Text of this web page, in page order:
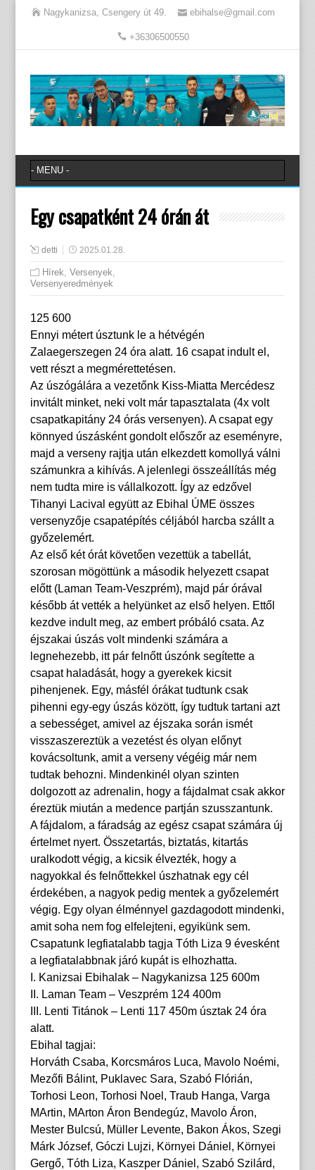
Nagykanizsa, Csengery út 49. ebihalse@gmail.com
+36306500550
Egy csapatként 24 órán át
detti 2025.01.28.
Hírek Versenyek
Versenyeredmények
125 600
Ennyi métert úsztunk le a hétvégén
Zalaegerszegen 24 óra alatt. 16 csapat indult el,
vett részt a megmérettetésen.
Az úszógálára a vezetőnk Kiss-Miatta Mercédesz
invitált minket, neki volt már tapasztalata (4x volt
csapatkapitány 24 órás versenyen). A csapat egy
könnyed úszásként gondolt előszőr az eseményre,
majd a verseny rajtja után elkezdett komollyá válni
számunkra a kihívás. A jelenlegi összeállítás még
nem tudta mire is vállalkozott. Így az edzővel
Tihanyi Lacival együtt az Ebihal ÚME összes
versenyzője csapatépítés céljából harcba szállt a
győzelemért.
Az első két órát követően vezettük a tabellát,
szorosan mögöttünk a második helyezett csapat
előtt (Laman Team-Veszprém), majd pár órával
később át vették a helyünket az első helyen. Ettől
kezdve indult meg, az embert próbáló csata. Az
éjszakai úszás volt mindenki számára a
legnehezebb, itt pár felnőtt úszónk segítette a
csapat haladását, hogy a gyerekek kicsit
pihenjenek. Egy, másfél órákat tudtunk csak
pihenni egy-egy úszás között, így tudtuk tartani azt
a sebességet, amivel az éjszaka során ismét
visszaszereztük a vezetést és olyan előnyt
kovácsoltunk, amit a verseny végéig már nem
tudtak behozni. Mindenkinél olyan szinten
dolgozott az adrenalin, hogy a fájdalmat csak akkor
éreztük miután a medence partján szusszantunk.
A fájdalom, a fáradság az egész csapat számára új
értelmet nyert. Összetartás, biztatás, kitartás
uralkodott végig, a kicsik élvezték, hogy a
nagyokkal és felnőttekkel úszhatnak egy cél
érdekében, a nagyok pedig mentek a győzelemért
végig. Egy olyan élménnyel gazdagodott mindenki,
amit soha nem fog elfelejteni, egyikünk sem.
Csapatunk legfiatalabb tagja Tóth Liza 9 évesként
a legfiatalabbnak járó kupát is elhozhatta.
I. Kanizsai Ebihalak – Nagykanizsa 125 600m
II. Laman Team – Veszprém 124 400m
III. Lenti Titánok – Lenti 117 450m úsztak 24 óra
alatt.
Ebihal tagjai:
Horváth Csaba, Korcsmáros Luca, Mavolo Noémi,
Mezőfi Bálint, Puklavec Sara, Szabó Flórián,
Torhosi Leon, Torhosi Noel, Traub Hanga, Varga
MArtin, MArton Áron Bendegúz, Mavolo Áron,
Mester Bulcsú, Müller Levente, Bakon Ákos, Szegi
Márk József, Góczi Lujzi, Környei Dániel, Környei
Gergő, Tóth Liza, Kaszper Dániel, Szabó Szilárd,